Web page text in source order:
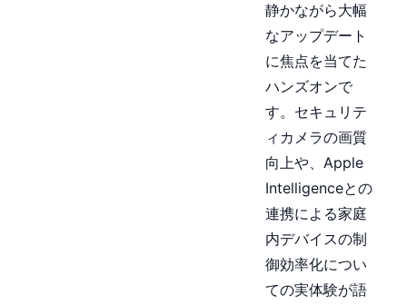
静かながら大幅
なアップデート
に焦点を当てた
ハンズオンで
す。セキュリテ
ィカメラの画質
向上や、Apple
Intelligenceとの
連携による家庭
内デバイスの制
御効率化につい
ての実体験が語